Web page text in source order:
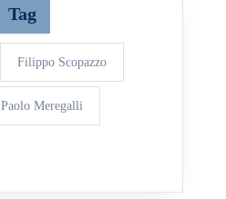
Tag
Filippo Scopazzo
Paolo Meregalli